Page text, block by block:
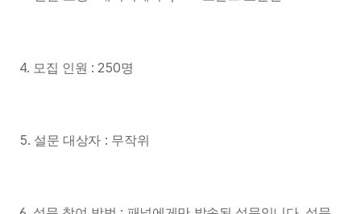
4. 모집 인원 : 250명
5. 설문 대상자 : 무작위